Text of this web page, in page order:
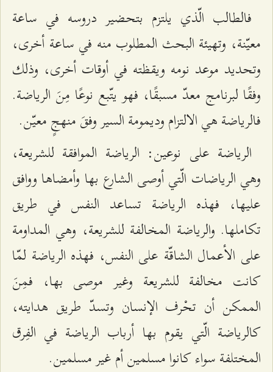
فالطالب الّذي يلتزم بتحضير دروسه في ساعة
معيّنة، وتهيئة البحث المطلوب منه في ساعة أخرى،
وتحديد موعد نومه ويقظته في أوقات أخرى، وذلك
وفقًا لبرنامج معدّ مسبقًا، فهو يتّبع نوعًا مِنَ الرياضة.
فالرياضة هي الالتزام وديمومة السير وفقَ منهجٍ معيّن.
الرياضة على نوعين: الرياضة الموافقة للشريعة،
وهي الرياضات الّتي أوصى الشارع بها وأمضاها ووافق
عليها، فهذه الرياضة تساعد النفس في طريق
تكاملها. والرياضة المخالفة للشريعة، وهي المداومة
على الأعمال الشاقّة على النفس، فهذه الرياضة لمّا
كانت مخالفة للشريعة وغير موصى بها، فمِنَ
الممكن أن تحْرف الإنسان وتسدّ طريق هدايته،
كالرياضة الّتي يقوم بها أرباب الرياضة في الفِرق
المختلفة سواء كانوا مسلمين أم غير مسلمين.